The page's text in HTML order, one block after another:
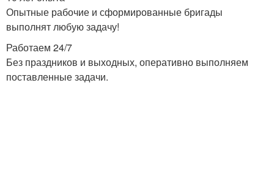
Опытные рабочие и сформированные бригады
выполнят любую задачу!
Работаем 24/7
Без праздников и выходных, оперативно выполняем
поставленные задачи.